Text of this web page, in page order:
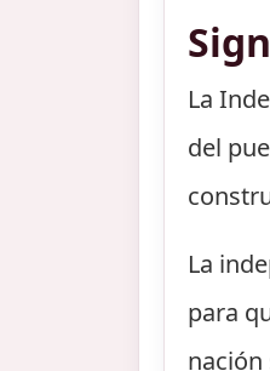
La
del
La
para